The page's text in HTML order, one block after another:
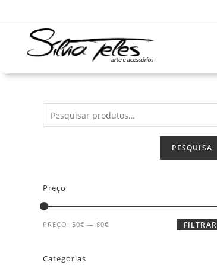
PESQUISA
Preço
FILTRAR
PREÇO: 50€ — 60€
Categorias